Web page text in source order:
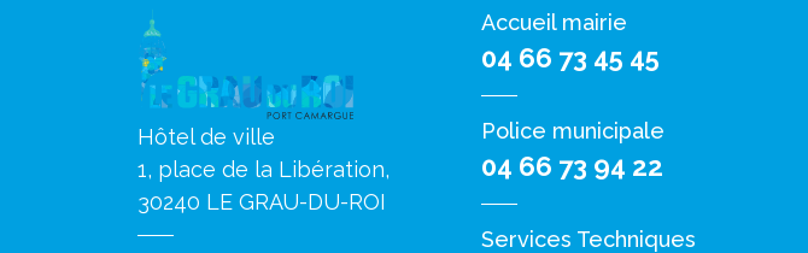
Hôtel de ville
1, place de la Libération,
30240 LE GRAU-DU-ROI
Accueil mairie
04 66 73 45 45
Police municipale
04 66 73 94 22
Services Techniques